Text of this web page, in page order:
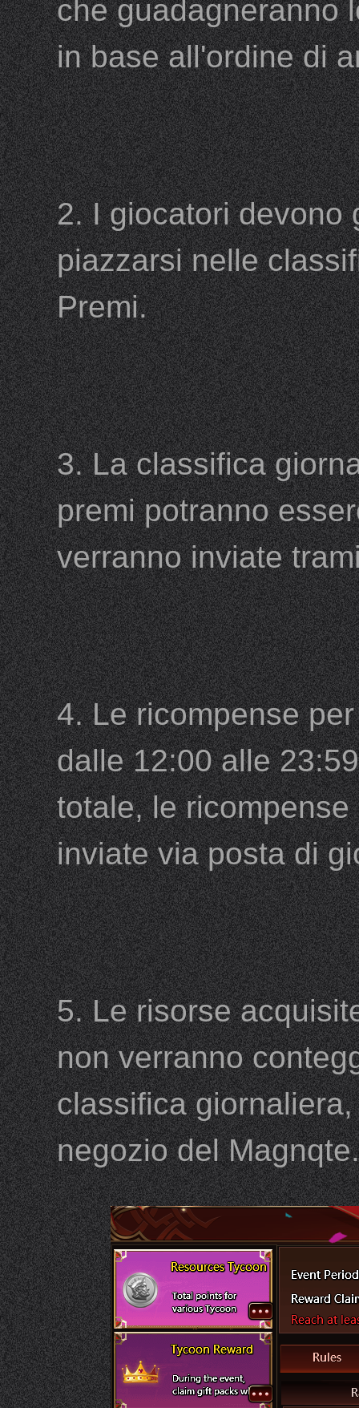
che guadagneranno
in base all'ordine di
2. I giocatori devono
piazzarsi nelle
Premi.
3. La classifica
premi potranno
verranno inviate
4. Le ricompense
dalle 12:00 alle
totale, le
inviate via posta di
5. Le risorse
non verranno
classifica
negozio del Magnqte.